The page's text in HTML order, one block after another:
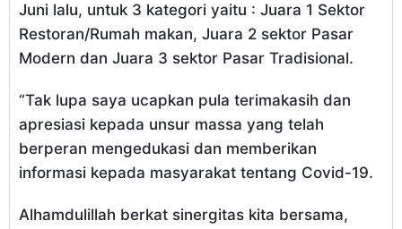
Juni lalu, untuk 3 kategori yaitu : Juara 1 Sektor
Restoran/Rumah makan, Juara 2 sektor Pasar
Modern dan Juara 3 sektor Pasar Tradisional.
“Tak lupa saya ucapkan pula terimakasih dan
apresiasi kepada unsur massa yang telah
berperan mengedukasi dan memberikan
informasi kepada masyarakat tentang Covid-19.
Alhamdulillah berkat sinergitas kita bersama,